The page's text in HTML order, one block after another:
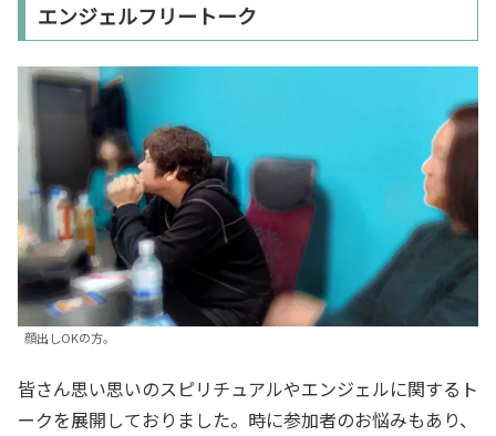
エンジェルフリートーク
顔出しOKの方。
皆さん思い思いのスピリチュアルやエンジェルに関するト
ークを展開しておりました。時に参加者のお悩みもあり、